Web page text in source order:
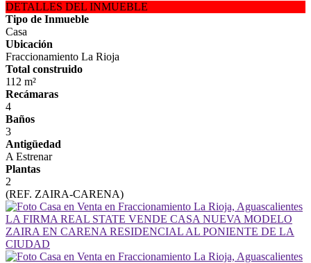
DETALLES DEL INMUEBLE
Tipo de Inmueble
Casa
Ubicación
Fraccionamiento La Rioja
Total construido
112 m²
Recámaras
4
Baños
3
Antigüedad
A Estrenar
Plantas
2
(REF. ZAIRA-CARENA)